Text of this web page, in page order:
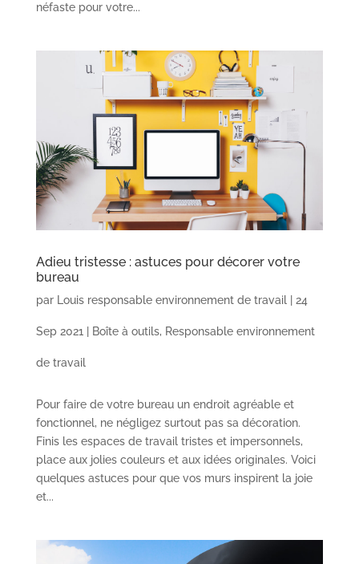
néfaste pour votre...
Adieu tristesse : astuces pour décorer votre
bureau
par Louis responsable environnement de travail| 24
Sep 2021 Boîte à outils, Responsable environnement
de travail
Pour faire de votre bureau un endroit agréable et
fonctionnel, ne négligez surtout pas sa décoration.
Finis les espaces de travail tristes et impersonnels,
place aux jolies couleurs et aux idées originales. Voici
quelques astuces pour que vos murs inspirent la joie
et...